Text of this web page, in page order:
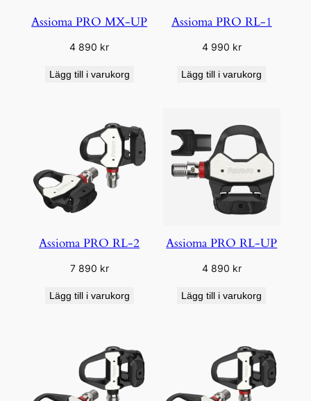
Assioma PRO MX-UP
4 890 kr
Lägg till i varukorg
Assioma PRO RL-1
4 990 kr
Lägg till i varukorg
Assioma PRO RL-2
7 890 kr
Lägg till i varukorg
Assioma PRO RL-UP
4 890 kr
Lägg till i varukorg